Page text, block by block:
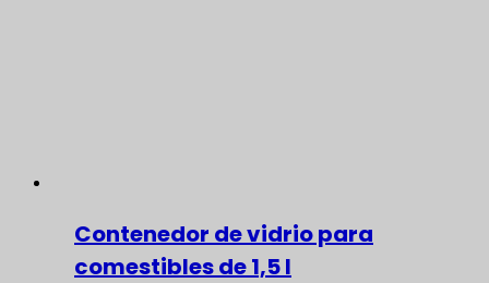
Contenedor de vidrio para
comestibles de 1,5 l